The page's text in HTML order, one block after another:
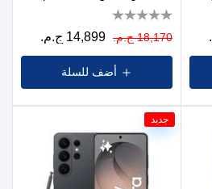
18,170 ج.م. 14,899 ج.م.
أضف للسلة
جديد